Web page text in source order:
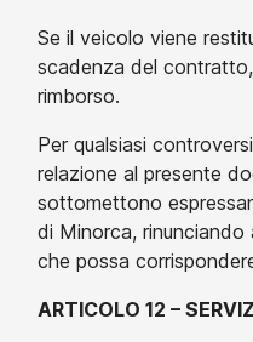
Se il veicolo viene
scadenza del
rimborso.
Per qualsiasi
relazione al presente
sottomettono
di Minorca, rinunciando
che possa
ARTICOLO 12 –